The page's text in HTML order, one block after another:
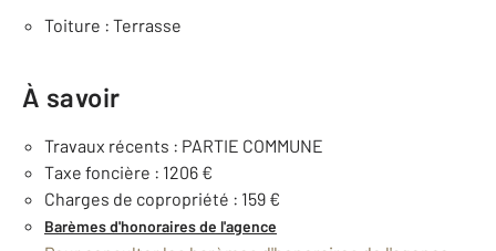
Toiture : Terrasse
À savoir
Travaux récents : PARTIE COMMUNE
Taxe foncière : 1206 €
Charges de copropriété : 159 €
Barèmes d'honoraires de l'agence